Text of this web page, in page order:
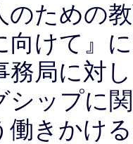
のための
向けて』
務局に対
シップに
働きかけ